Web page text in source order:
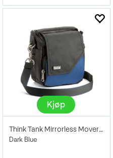
Kjøp
Think Tank Mirrorless Mover 10
Dark Blue